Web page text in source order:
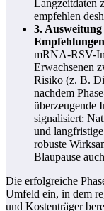
Langzeitdaten
empfehlen
3.
mRNA-RSV-
Erwachsenen
Risiko (z. B.
nachdem
überzeugende
signalisiert:
und
robuste
Blaupause
Die erfolgreiche
Umfeld ein, in dem
und Kostenträger